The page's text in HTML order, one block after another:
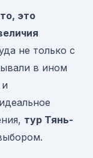
это
не только с
в ином
тур Тянь-